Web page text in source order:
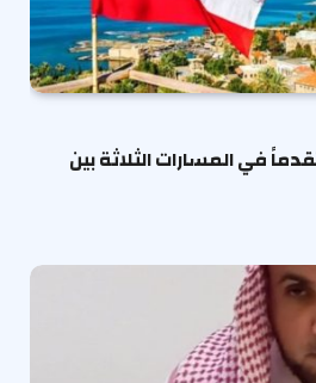
في المسارات الثلاثة بين